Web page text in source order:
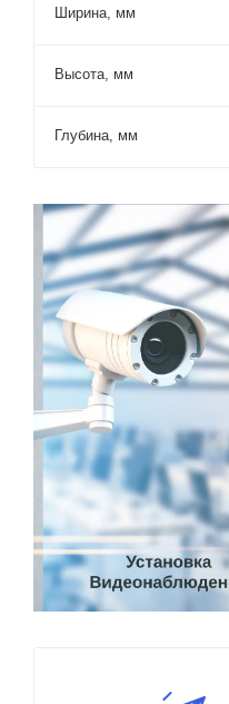
Ширина, мм
Высота, мм
Глубина, мм